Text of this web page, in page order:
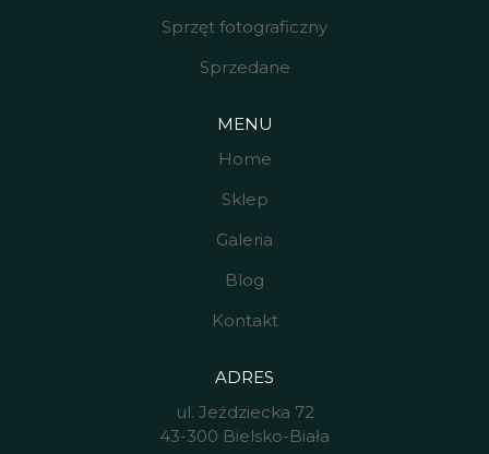
Sprzęt fotograficzny
Sprzedane
MENU
Home
Sklep
Galeria
Blog
Kontakt
ADRES
ul. Jeździecka 72
43-300 Bielsko-Biała